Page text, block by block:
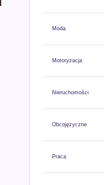
Moda
Motoryzacja
Nieruchomości
Obcojęzyczne
Praca